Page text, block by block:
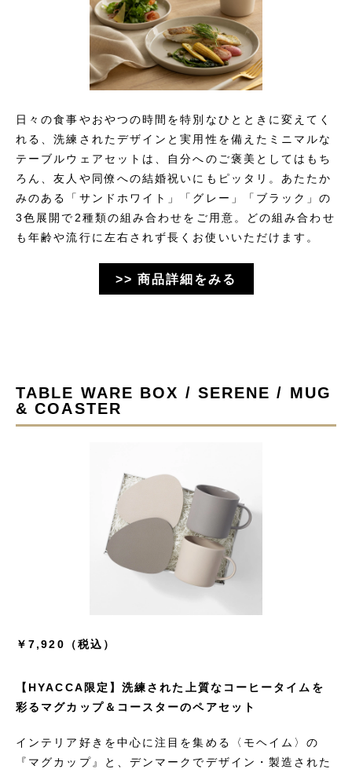
日々の食事やおやつの時間を特別なひとときに変えてく
れる、洗練されたデザインと実用性を備えたミニマルな
テーブルウェアセットは、自分へのご褒美としてはもち
ろん、友人や同僚への結婚祝いにもピッタリ。あたたか
みのある「サンドホワイト」「グレー」「ブラック」の
3色展開で2種類の組み合わせをご用意。どの組み合わせ
も年齢や流行に左右されず長くお使いいただけます。
>> 商品詳細をみる
TABLE WARE BOX / SERENE / MUG
& COASTER
￥7,920（税込）
【HYACCA限定】洗練された上質なコーヒータイムを
彩るマグカップ＆コースターのペアセット
インテリア好きを中心に注目を集める〈モヘイム〉の
『マグカップ』と、デンマークでデザイン・製造された